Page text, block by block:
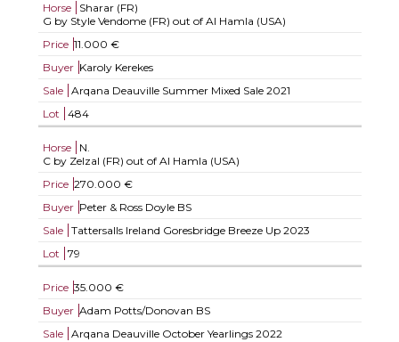
Horse
Sharar (FR)
G by Style Vendome (FR) out of Al Hamla (USA)
Price 11.000 €
Buyer Karoly Kerekes
Sale
Arqana Deauville Summer Mixed Sale 2021
Lot
484
Horse
N.
C by Zelzal (FR) out of Al Hamla (USA)
Price 270.000 €
Buyer Peter & Ross Doyle BS
Sale
Tattersalls Ireland Goresbridge Breeze Up 2023
Lot
79
Price 35.000 €
Buyer Adam Potts/Donovan BS
Sale
Arqana Deauville October Yearlings 2022